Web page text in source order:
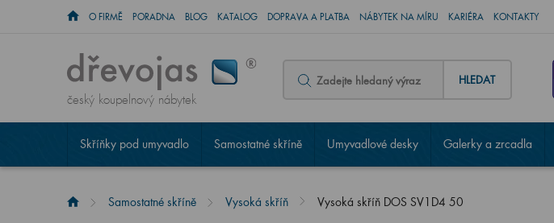
O FIRMĚ PORADNA BLOG KATALOG DOPRAVA A PLATBA NÁBYTEK NA MÍRU KARIÉRA KONTAKTY
český koupelnový nábytek
HLEDAT
Skříňky pod umyvadlo Samostatné skříně Umyvadlové desky Galerky a zrcadla
Samostatné skříně Vysoká skříň Vysoká skříň DOS SV1D4 50